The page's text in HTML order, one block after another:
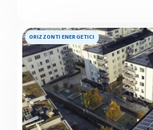
ORIZZONTI ENERGETICI